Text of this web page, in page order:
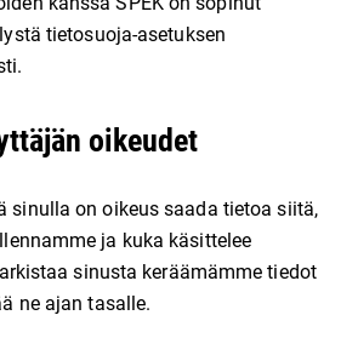
tietosuoja-asetuksen
oikeudet
sinulla on oikeus saada tietoa siitä,
ja kuka käsittelee
sinusta keräämämme tiedot
ne ajan tasalle.